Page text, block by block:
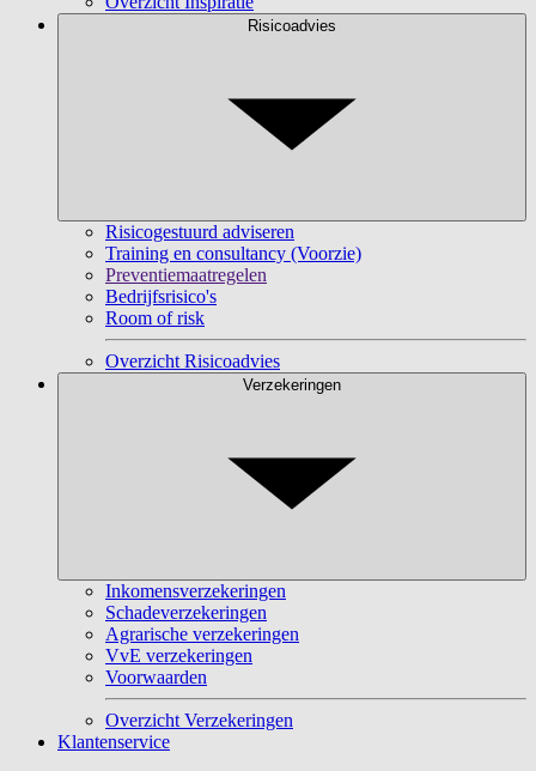
Risicoadvies
Risicogestuurd adviseren
Training en consultancy (Voorzie)
Preventiemaatregelen
Bedrijfsrisico's
Room of risk
Overzicht Risicoadvies
Verzekeringen
Inkomensverzekeringen
Schadeverzekeringen
Agrarische verzekeringen
VvE verzekeringen
Voorwaarden
Overzicht Verzekeringen
Klantenservice